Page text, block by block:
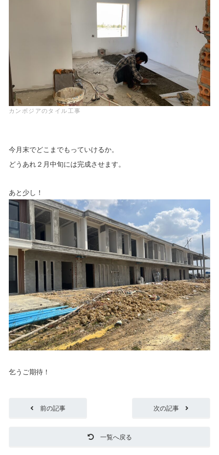
カンボジアのタイル工事
今月末でどこまでもっていけるか。
どうあれ２月中旬には完成させます。
あと少し！
乞うご期待！
前の記事
一覧へ戻る
次の記事